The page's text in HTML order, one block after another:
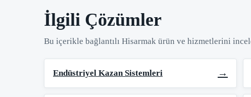
İlgili Çözümler
Bu içerikle bağlantılı Hisarmak ürün ve hizmetlerini
Endüstriyel Kazan Sistemleri →